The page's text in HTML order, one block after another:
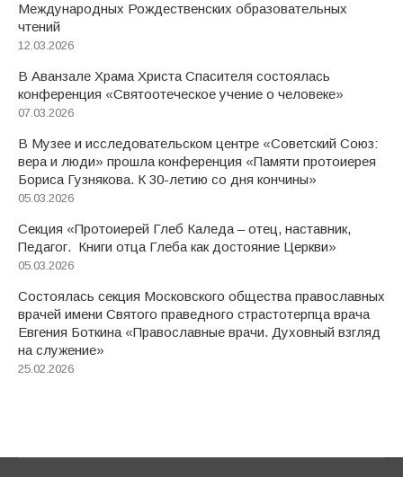
Международных Рождественских образовательных
чтений
12.03.2026
В Аванзале Храма Христа Спасителя состоялась
конференция «Святоотеческое учение о человеке»
07.03.2026
В Музее и исследовательском центре «Советский Союз:
вера и люди» прошла конференция «Памяти протоиерея
Бориса Гузнякова. К 30-летию со дня кончины»
05.03.2026
Секция «Протоиерей Глеб Каледа – отец, наставник,
Педагог. Книги отца Глеба как достояние Церкви»
05.03.2026
Состоялась секция Московского общества православных
врачей имени Святого праведного страстотерпца врача
Евгения Боткина «Православные врачи. Духовный взгляд
на служение»
25.02.2026